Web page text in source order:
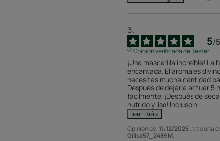
5/5
Opinión verificada del tester
¡Una mascarilla increíble! La
encantada. El aroma es
necesitas mucha cantidad
Después de dejarla actuar 5
fácilmente. ¡Después de
nutrido y liso! Incluso h...
leer más
Opinión del 11/12/2025, tras una
Gilisa57_2489 M.